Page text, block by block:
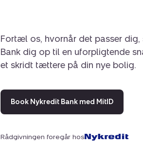
Fortæl os, hvornår det passer
Bank dig op til en uforpligtende
et skridt tættere på din nye bolig.
Book Nykredit Bank med MitID
Rådgivningen foregår hos